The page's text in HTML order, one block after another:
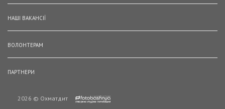
НАШІ ВАКАНСІЇ
ВОЛОНТЕРАМ
ПАРТНЕРИ
2026 © Охматдит